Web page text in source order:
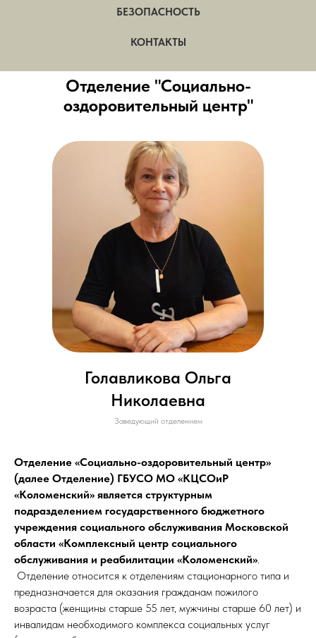
БЕЗОПАСНОСТЬ
КОНТАКТЫ
Отделение "Социально-
оздоровительный центр"
Голавликова Ольга
Николаевна
Заведующий отделением
Отделение «Социально-оздоровительный центр»
(далее Отделение) ГБУСО МО «КЦСОиР
«Коломенский» является структурным
подразделением государственного бюджетного
учреждения социального обслуживания Московской
области «Комплексный центр социального
обслуживания и реабилитации «Коломенский».
Отделение относится к отделениям стационарного типа и
предназначается для оказания гражданам пожилого
возраста (женщины старше 55 лет, мужчины старше 60 лет) и
инвалидам необходимого комплекса социальных услуг